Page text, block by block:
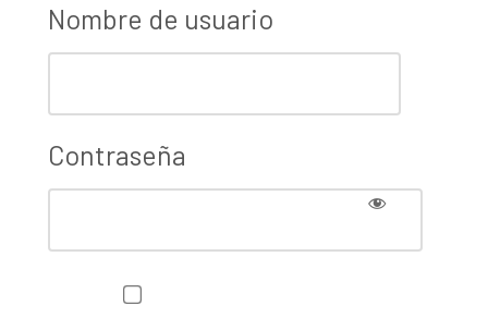
Nombre de usuario
Contraseña